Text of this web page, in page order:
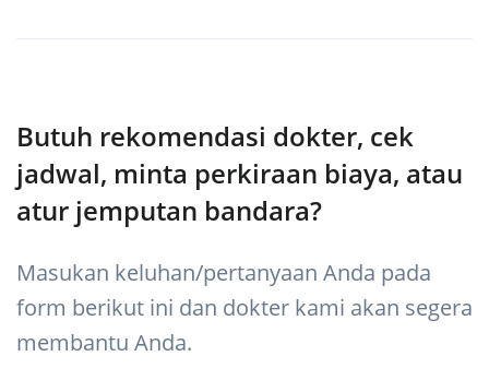
Butuh rekomendasi dokter, cek
jadwal, minta perkiraan biaya, atau
atur jemputan bandara?
Masukan keluhan/pertanyaan Anda pada
form berikut ini dan dokter kami akan segera
membantu Anda.